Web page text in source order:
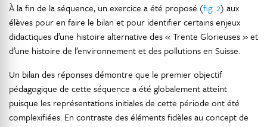
À la fin de la séquence, un exercice a été proposé (fig. 2) aux
élèves pour en faire le bilan et pour identifier certains enjeux
didactiques d’une histoire alternative des « Trente Glorieuses » et
d’une histoire de l’environnement et des pollutions en Suisse.
Un bilan des réponses démontre que le premier objectif
pédagogique de cette séquence a été globalement atteint
puisque les représentations initiales de cette période ont été
complexifiées. En contraste des éléments fidèles au concept de